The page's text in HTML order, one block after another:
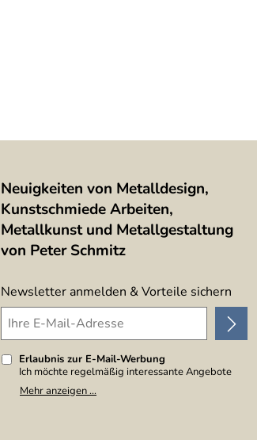
Neuigkeiten von Metalldesign,
Kunstschmiede Arbeiten,
Metallkunst und Metallgestaltung
von Peter Schmitz
Newsletter anmelden & Vorteile sichern
Erlaubnis zur E-Mail-Werbung
Ich möchte regelmäßig interessante Angebote
per E-Mail erhalten. Meine E-Mail-Adresse wird
nicht an andere Unternehmen weitergegeben. Zu
Mehr anzeigen ...